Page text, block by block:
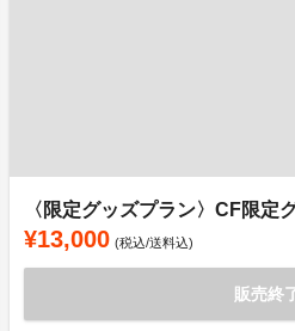
〈限定グッズプラン〉CF限定
¥13,000 (税込/送料込)
販売終